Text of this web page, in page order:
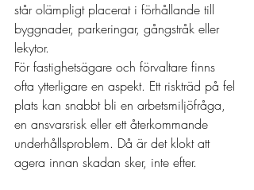
står olämpligt placerat i förhållande till
byggnader, parkeringar, gångstråk eller
lekytor.
För fastighetsägare och förvaltare finns
ofta ytterligare en aspekt. Ett riskträd på fel
plats kan snabbt bli en arbetsmiljöfråga,
en ansvarsrisk eller ett återkommande
underhållsproblem. Då är det klokt att
agera innan skadan sker, inte efter.